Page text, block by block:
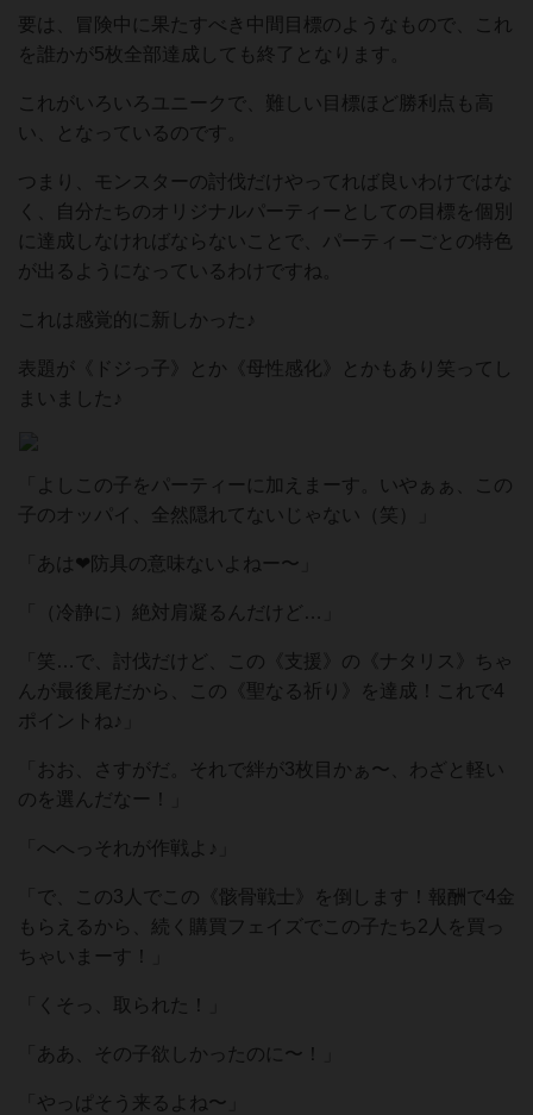
要は、冒険中に果たすべき中間目標のようなもので、これ
を誰かが5枚全部達成しても終了となります。
これがいろいろユニークで、難しい目標ほど勝利点も高
い、となっているのです。
つまり、モンスターの討伐だけやってれば良いわけではな
く、自分たちのオリジナルパーティーとしての目標を個別
に達成しなければならないことで、パーティーごとの特色
が出るようになっているわけですね。
これは感覚的に新しかった♪
表題が《ドジっ子》とか《母性感化》とかもあり笑ってし
まいました♪
「よしこの子をパーティーに加えまーす。いやぁぁ、この
子のオッパイ、全然隠れてないじゃない（笑）」
「あは❤︎防具の意味ないよねー〜」
「（冷静に）絶対肩凝るんだけど…」
「笑…で、討伐だけど、この《支援》の《ナタリス》ちゃ
んが最後尾だから、この《聖なる祈り》を達成！これで4
ポイントね♪」
「おお、さすがだ。それで絆が3枚目かぁ〜、わざと軽い
のを選んだなー！」
「へへっそれが作戦よ♪」
「で、この3人でこの《骸骨戦士》を倒します！報酬で4金
もらえるから、続く購買フェイズでこの子たち2人を買っ
ちゃいまーす！」
「くそっ、取られた！」
「ああ、その子欲しかったのに〜！」
「やっぱそう来るよね〜」